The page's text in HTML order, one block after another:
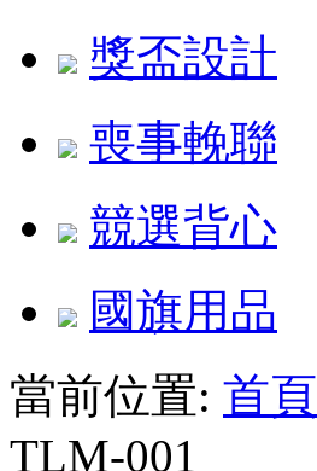
獎盃設計
喪事輓聯
競選背心
國旗用品
當前位置: 首頁
TLM-001